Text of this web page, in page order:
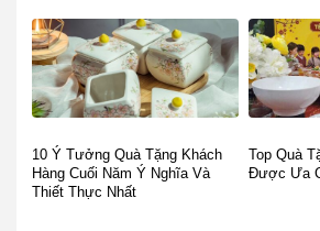
10 Ý Tưởng Quà Tặng Khách
Hàng Cuối Năm Ý Nghĩa Và
Thiết Thực Nhất
Top Quà
Được Ưa